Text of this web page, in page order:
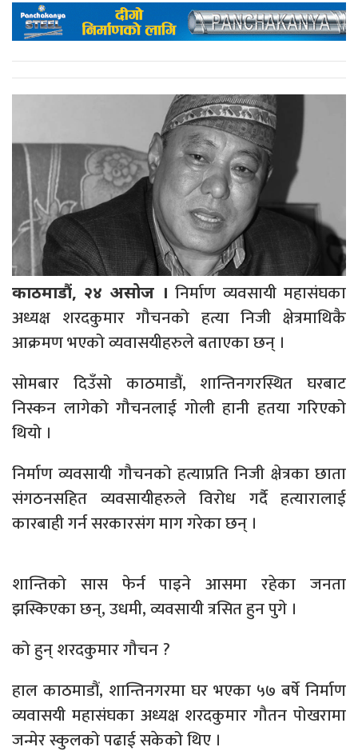
काठमाडौं, २४ असोज । निर्माण व्यवसायी महासंघका
अध्यक्ष शरदकुमार गौचनको हत्या निजी क्षेत्रमाथिकै
आक्रमण भएको व्यवासयीहरुले बताएका छन् ।
सोमबार दिउँसो काठमाडौं, शान्तिनगरस्थित घरबाट
निस्कन लागेको गौचनलाई गोली हानी हतया गरिएको
थियो ।
निर्माण व्यवसायी गौचनको हत्याप्रति निजी क्षेत्रका छाता
संगठनसहित व्यवसायीहरुले विरोध गर्दै हत्यारालाई
कारबाही गर्न सरकारसंग माग गरेका छन् ।
शान्तिको सास फेर्न पाइने आसमा रहेका जनता
झस्किएका छन्, उधमी, व्यवसायी त्रसित हुन पुगे ।
को हुन् शरदकुमार गौचन ?
हाल काठमाडौं, शान्तिनगरमा घर भएका ५७ बर्षे निर्माण
व्यवासयी महासंघका अध्यक्ष शरदकुमार गौतन पोखरामा
जन्मेर स्कुलको पढाई सकेको थिए ।